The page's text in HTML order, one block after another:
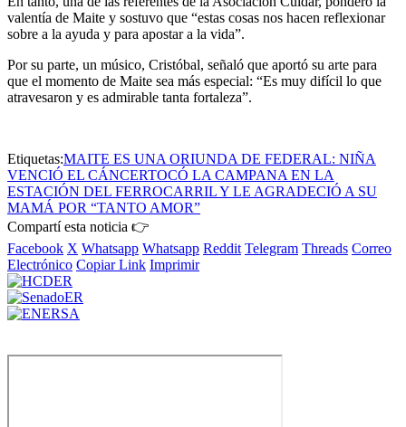
valentía de Maite y sostuvo que “estas cosas nos hacen reflexionar
sobre a la ayuda y para apostar a la vida”.
Por su parte, un músico, Cristóbal, señaló que aportó su arte para
que el momento de Maite sea más especial: “Es muy difícil lo que
atravesaron y es admirable tanta fortaleza”.
Etiquetas:MAITE ES UNA ORIUNDA DE FEDERAL: NIÑA
VENCIÓ EL CÁNCERTOCÓ LA CAMPANA EN LA
ESTACIÓN DEL FERROCARRIL Y LE AGRADECIÓ A SU
MAMÁ POR “TANTO AMOR”
Compartí esta noticia 👉
Facebook X Whatsapp Whatsapp Reddit Telegram Threads Correo
Electrónico Copiar Link Imprimir